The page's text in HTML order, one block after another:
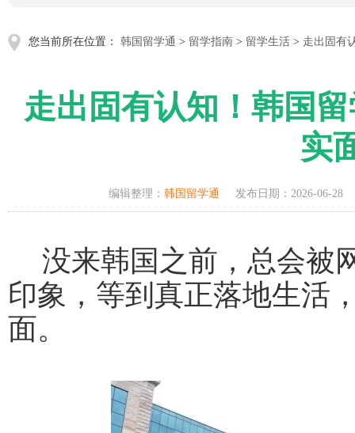
您当前所在位置： 韩国留学通 > 留学指南 > 留学生活 > 走出固有
走出固有认知！韩国
实
编辑整理： 韩国留学通 发布日期：2026-06-28
没来韩国之前，总会被
印象，等到真正落地生活
面。